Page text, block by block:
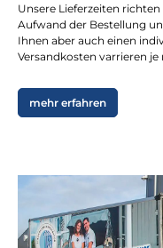
Unsere Lieferzeiten
Aufwand der Bestellung
Ihnen aber auch einen
Versandkosten varrieren
mehr erfahren